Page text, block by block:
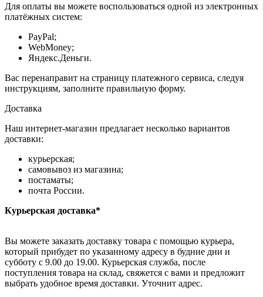
Для оплаты вы можете воспользоваться одной из электронных
платёжных систем:
PayPal;
WebMoney;
Яндекс.Деньги.
Вас перенаправит на страницу платежного сервиса, следуя
инструкциям, заполните правильную форму.
Доставка
Наш интернет-магазин предлагает несколько вариантов
доставки:
курьерская;
самовывоз из магазина;
постаматы;
почта России.
Курьерская доставка*
Вы можете заказать доставку товара с помощью курьера,
который прибудет по указанному адресу в будние дни и
субботу с 9.00 до 19.00. Курьерская служба, после
поступления товара на склад, свяжется с вами и предложит
выбрать удобное время доставки. Уточнит адрес.